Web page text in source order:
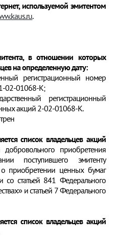
используемой эмитентом
.
в отношении которых
на определенную дату:
регистрационный номер
02-01068-К;
регистрационный
акций 2-02-01068-К.
список владельцев акций
добровольного приобретения
поступившего эмитенту
приобретении ценных бумаг
со статьей 841 Федерального
и статьей 7 Федерального
список владельцев акций